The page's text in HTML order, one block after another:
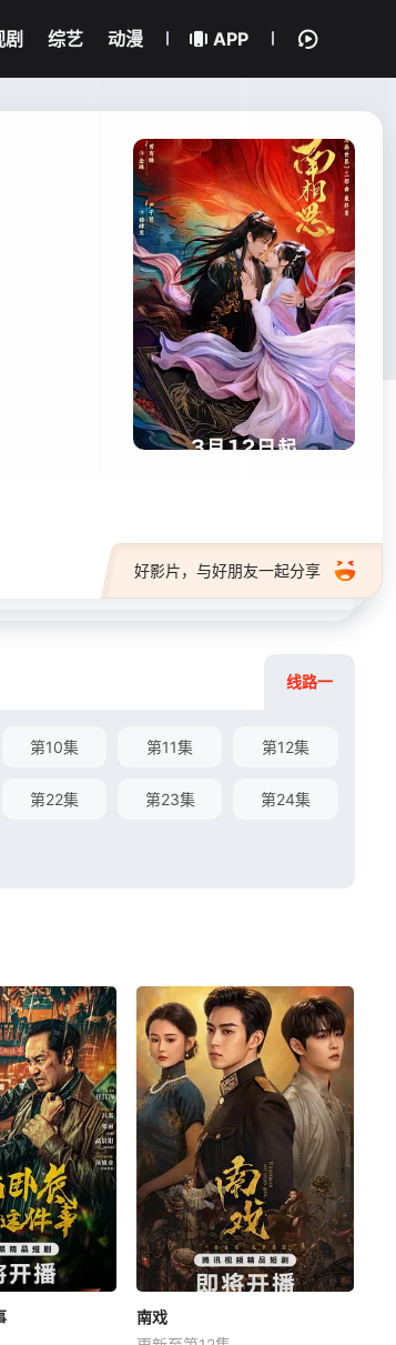
剧 综艺 动漫 APP
好影片，与好朋友一起分享
线路一
第10集 第11集 第12集
第22集 第23集 第24集
南戏